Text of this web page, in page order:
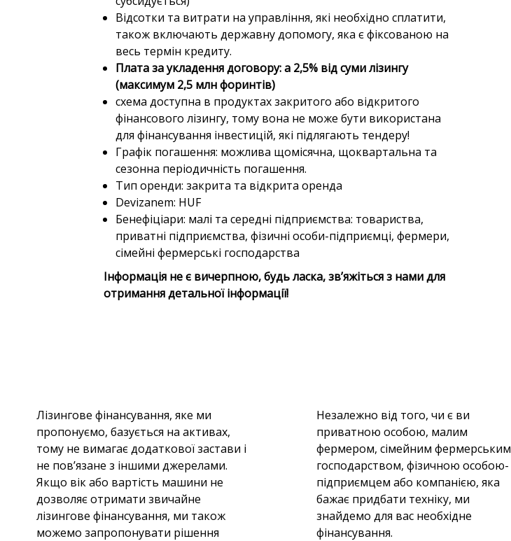
Відсотки та витрати на управління, які необхідно сплатити,
також включають державну допомогу, яка є фіксованою на
весь термін кредиту.
Плата за укладення договору: a 2,5% від суми лізингу
(максимум 2,5 млн форинтів)
схема доступна в продуктах закритого або відкритого
фінансового лізингу, тому вона не може бути використана
для фінансування інвестицій, які підлягають тендеру!
Графік погашення: можлива щомісячна, щоквартальна та
сезонна періодичність погашення.
Тип оренди: закрита та відкрита оренда
Devizanem: HUF
Бенефіціари: малі та середні підприємства: товариства,
приватні підприємства, фізичні особи-підприємці, фермери,
сімейні фермерські господарства
Інформація не є вичерпною, будь ласка, зв’яжіться з нами для
отримання детальної інформації!
Лізингове фінансування, яке ми
пропонуємо, базується на активах,
тому не вимагає додаткової застави і
не пов’язане з іншими джерелами.
Якщо вік або вартість машини не
дозволяє отримати звичайне
лізингове фінансування, ми також
можемо запропонувати рішення
Незалежно від того, чи є ви
приватною особою, малим
фермером, сімейним фермерським
господарством, фізичною особою-
підприємцем або компанією, яка
бажає придбати техніку, ми
знайдемо для вас необхідне
фінансування.